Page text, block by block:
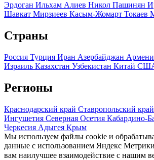
Эрдоган Ильхам Алиев Никол Пашинян
Шавкат Мирзиеев Касым-Жомарт Токаев
Страны
Россия Турция Иран Азербайджан
Израиль Казахстан Узбекистан Китай
Регионы
Краснодарский край Ставропольский край
Ингушетия Северная Осетия Кабардино-
Черкесия Адыгея Крым
Мы используем файлы cookie и
данные с использованием Яндекс
вам наилучшее взаимодействие с нашим